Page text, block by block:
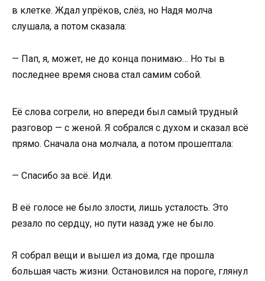
в клетке. Ждал упрёков, слёз, но Надя молча
слушала, а потом сказала:
— Пап, я, может, не до конца понимаю… Но ты в
последнее время снова стал самим собой.
Её слова согрели, но впереди был самый трудный
разговор — с женой. Я собрался с духом и сказал всё
прямо. Сначала она молчала, а потом прошептала:
— Спасибо за всё. Иди.
В её голосе не было злости, лишь усталость. Это
резало по сердцу, но пути назад уже не было.
Я собрал вещи и вышел из дома, где прошла
большая часть жизни. Остановился на пороге, глянул